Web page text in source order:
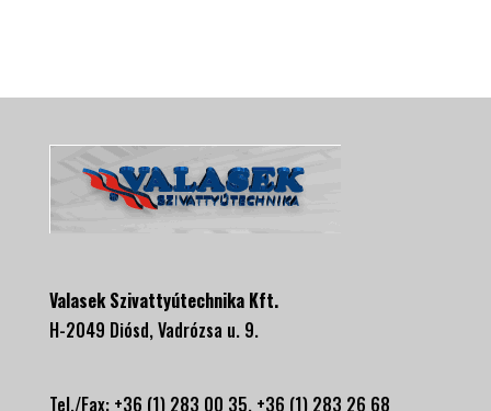
Valasek Szivattyútechnika Kft.
H-2049 Diósd, Vadrózsa u. 9.
Tel./Fax: +36 (1) 283 00 35, +36 (1) 283 26 68